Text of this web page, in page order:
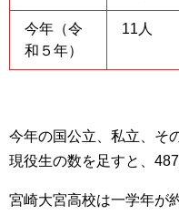
今年（令
和５年）
11人
今年の国公立、私立、そ
現役生の数を足すと、487
宮崎大宮高校は一学年が